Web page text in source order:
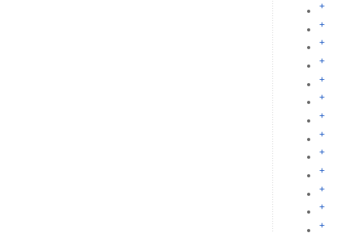
+
+
+
+
+
+
+
+
+
+
+
+
+